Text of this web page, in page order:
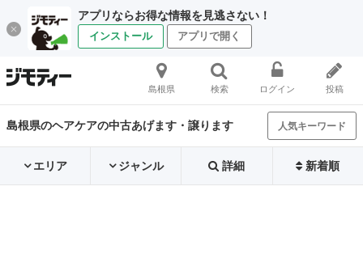
アプリならお得な情報を見逃さない！
インストール アプリで開く
島根県 検索 ログイン 投稿
島根県のヘアケアの中古あげます・譲ります 人気キーワード
エリア ジャンル 詳細 新着順